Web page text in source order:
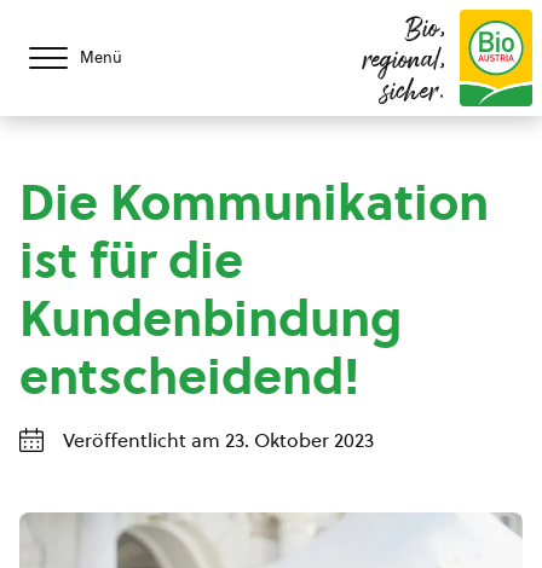
Menü
Bio,
regional,
sicher.
Die Kommunikation
ist für die
Kundenbindung
entscheidend!
Veröffentlicht am 23. Oktober 2023